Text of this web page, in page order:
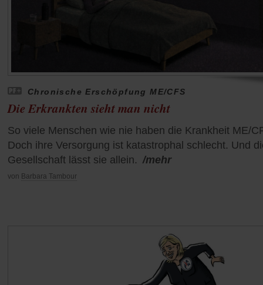
Chronische Erschöpfung ME/CFS
Die Erkrankten sieht man nicht
So viele Menschen wie nie haben die Krankheit ME/
Doch ihre Versorgung ist katastrophal schlecht. Und
Gesellschaft lässt sie allein. /mehr
von Barbara Tambour